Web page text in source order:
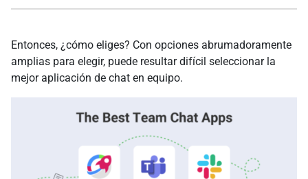
Entonces, ¿cómo eliges? Con opciones abrumadoramente
amplias para elegir, puede resultar difícil seleccionar la
mejor aplicación de chat en equipo.